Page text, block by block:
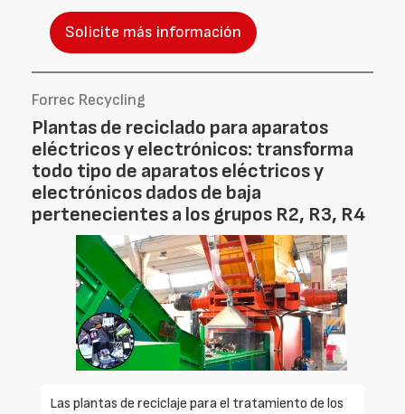
Solicite más información
Forrec Recycling
Plantas de reciclado para aparatos
eléctricos y electrónicos: transforma
todo tipo de aparatos eléctricos y
electrónicos dados de baja
pertenecientes a los grupos R2, R3, R4
Las plantas de reciclaje para el tratamiento de los